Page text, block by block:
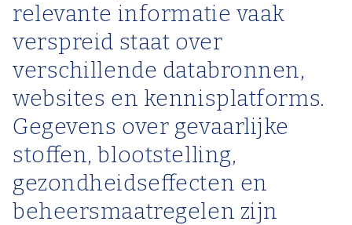
relevante informatie vaak
verspreid staat over
verschillende databronnen,
websites en kennisplatforms.
Gegevens over gevaarlijke
stoffen, blootstelling,
gezondheidseffecten en
beheersmaatregelen zijn